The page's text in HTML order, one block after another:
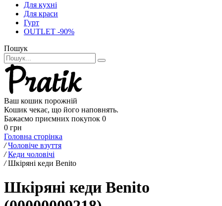
Для кухні
Для краси
Гурт
OUTLET -90%
Пошук
Ваш кошик порожній
Кошик чекає, що його наповнять.
Бажаємо приємних покупок 0
0 грн
Головна сторінка
/ Чоловіче взуття
/ Кеди чоловічі
/ Шкіряні кеди Benito
Шкіряні кеди Benito